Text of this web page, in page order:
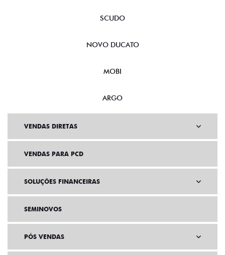
SCUDO
NOVO DUCATO
MOBI
ARGO
VENDAS DIRETAS
VENDAS PARA PCD
SOLUÇÕES FINANCEIRAS
SEMINOVOS
PÓS VENDAS